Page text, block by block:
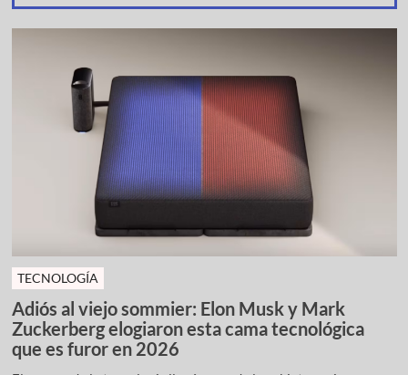
TECNOLOGÍA
Adiós al viejo sommier: Elon Musk y Mark
Zuckerberg elogiaron esta cama tecnológica
que es furor en 2026